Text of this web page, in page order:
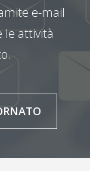
e-mail
le attività